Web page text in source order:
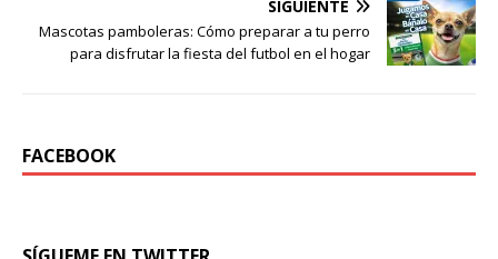
SIGUIENTE
Mascotas pamboleras: Cómo preparar a tu perro
para disfrutar la fiesta del futbol en el hogar
FACEBOOK